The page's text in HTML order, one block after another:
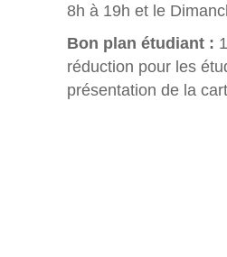
8h à 19h et le
Bon plan étudiant :
réduction pour les
présentation de la